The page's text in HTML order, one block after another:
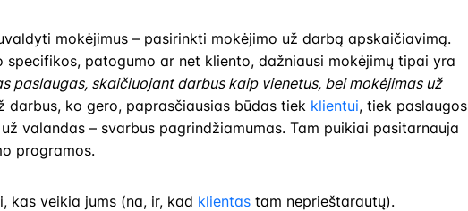
mokėjimus – pasirinkti mokėjimo už darbą apskaičiavimą.
specifikos, patogumo ar net kliento, dažniausi mokėjimų tipai yra
paslaugas, skaičiuojant darbus kaip vienetus, bei mokėjimas už
darbus, ko gero, paprasčiausias būdas tiek klientui, tiek paslaugos
valandas – svarbus pagrindžiamumas. Tam puikiai pasitarnauja
programos.
kas veikia jums (na, ir, kad klientas tam neprieštarautų).